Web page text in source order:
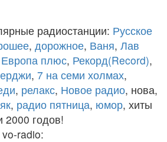
радиостанции: Русское
, дорожное, Ваня, Лав
Европа плюс, Рекорд(Record),
, 7 на семи холмах,
, релакс, Новое радио, нова,
, радио пятница, юмор, хиты
2000 годов!
radio: